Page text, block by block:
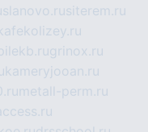
siterem.ru
grinox.ru
kameryjooan.ru
metall-perm.ru